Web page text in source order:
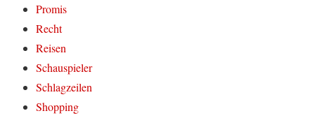
Promis
Recht
Reisen
Schauspieler
Schlagzeilen
Shopping